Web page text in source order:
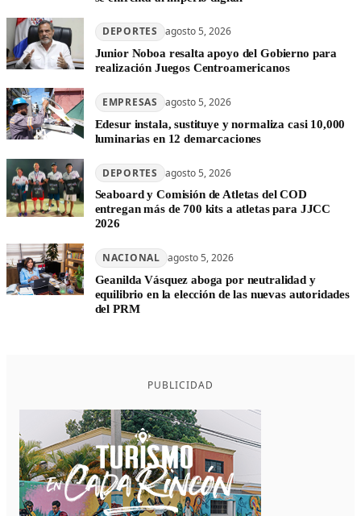
DEPORTES agosto 5, 2026
Junior Noboa resalta apoyo del Gobierno para
realización Juegos Centroamericanos
EMPRESAS agosto 5, 2026
Edesur instala, sustituye y normaliza casi 10,000
luminarias en 12 demarcaciones
DEPORTES agosto 5, 2026
Seaboard y Comisión de Atletas del COD
entregan más de 700 kits a atletas para JJCC
2026
NACIONAL agosto 5, 2026
Geanilda Vásquez aboga por neutralidad y
equilibrio en la elección de las nuevas autoridades
del PRM
PUBLICIDAD